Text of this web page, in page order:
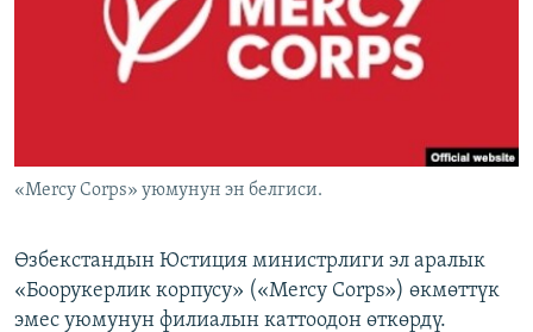
АЗАТТЫК+
ЫҢГАЙСЫЗ СУРООЛОР
«Mercy Corps» уюмунун эн белгиси.
Өзбекстандын Юстиция министрлиги эл аралык
«Боорукерлик корпусу» («Mercy Corps») өкмөттүк
эмес уюмунун филиалын каттоодон өткөрдү.